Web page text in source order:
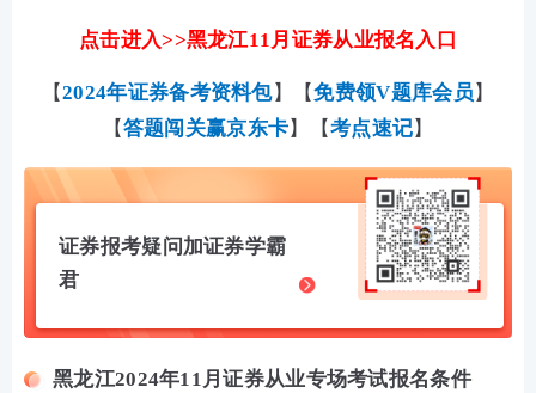
点击进入>>黑龙江11月证券从业报名入口
【2024年证券备考资料包】【免费领V题库会员 】
【答题闯关赢京东卡】【考点速记】
证券报考疑问加证券学霸
君
黑龙江2024年11月证券从业专场考试报名条件